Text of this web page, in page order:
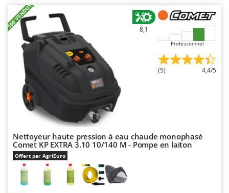
+100 VENDUTI 8,1
Professionnel
(5) 4,4/5
Nettoyeur haute pression à eau chaude monophasé
Comet KP EXTRA 3.10 10/140 M - Pompe en laiton
Offert par AgriEuro